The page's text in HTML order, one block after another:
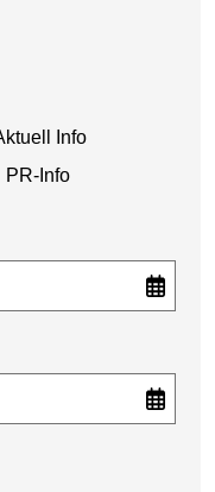
Info
PR-Info